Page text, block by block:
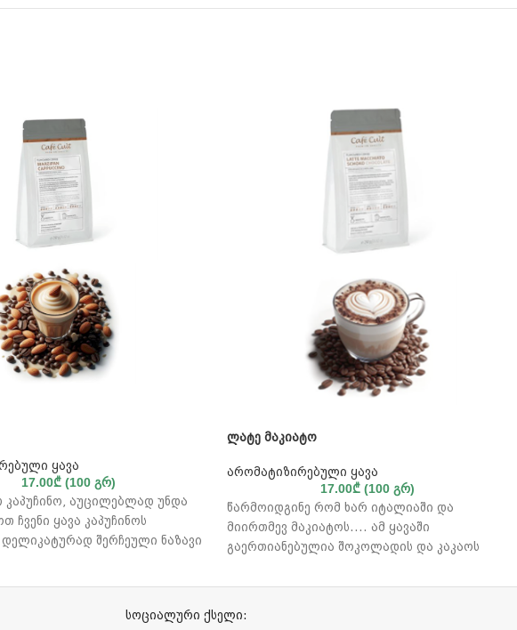
ყავა
17.00₾ (100 გრ)
კაპუჩინო, აუცილებლად უნდა
ჩვენი ყავა კაპუჩინოს
შერჩეული ნაზავი
ლატე მაკიატო
არომატიზირებული ყავა
17.00₾ (100 გრ)
წარმოიდგინე რომ ხარ იტალიაში და
მიირთმევ მაკიატოს…. ამ ყავაში
გაერთიანებულია შოკოლადის და კაკაოს
სოციალური ქსელი: